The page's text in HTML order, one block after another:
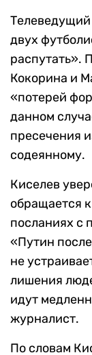
двух
распутать».
Кокорина и
«потерей
данном
пресечения
содеянному.
Киселев
обращается
посланиях с
«Путин
не
лишения
идут
журналист.
По словам